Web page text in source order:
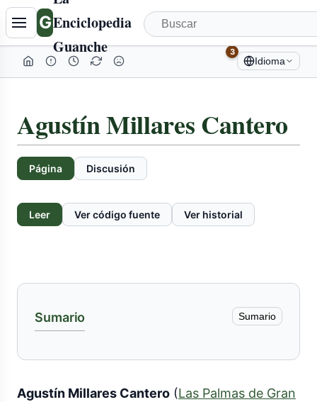
GEnciclopedia
Guanche
3
Idioma
Agustín Millares Cantero
Página Discusión
Leer Ver código fuente Ver historial
Sumario Sumario
Agustín Millares Cantero (Las Palmas de Gran
Tabla
de
contenidos
colapsada